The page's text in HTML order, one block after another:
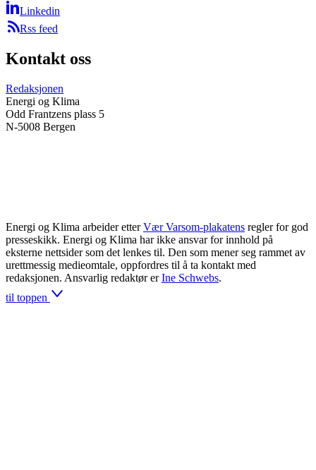
Linkedin
Rss feed
Kontakt oss
Redaksjonen
Energi og Klima
Odd Frantzens plass 5
N-5008 Bergen
Energi og Klima arbeider etter Vær Varsom-plakatens regler for god
presseskikk. Energi og Klima har ikke ansvar for innhold på
eksterne nettsider som det lenkes til. Den som mener seg rammet av
urettmessig medieomtale, oppfordres til å ta kontakt med
redaksjonen. Ansvarlig redaktør er Ine Schwebs.
til toppen